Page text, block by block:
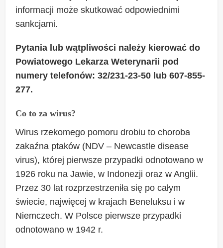
informacji może skutkować odpowiednimi
sankcjami.
Pytania lub wątpliwości należy kierować do
Powiatowego Lekarza Weterynarii pod
numery telefonów: 32/231-23-50 lub 607-855-
277.
Co to za wirus?
Wirus rzekomego pomoru drobiu to choroba
zakaźna ptaków (NDV – Newcastle disease
virus), której pierwsze przypadki odnotowano w
1926 roku na Jawie, w Indonezji oraz w Anglii.
Przez 30 lat rozprzestrzeniła się po całym
świecie, najwięcej w krajach Beneluksu i w
Niemczech. W Polsce pierwsze przypadki
odnotowano w 1942 r.